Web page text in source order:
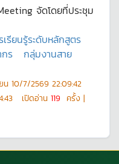
จัดโดยที่ประชุม
รียนรู้ระดับหลักสูตร
ร
กลุ่มงานสาย
น 10/7/2569 22:09:42
เปิดอ่าน 119 ครั้ง |